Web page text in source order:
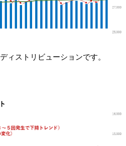
ィストリビューションです。